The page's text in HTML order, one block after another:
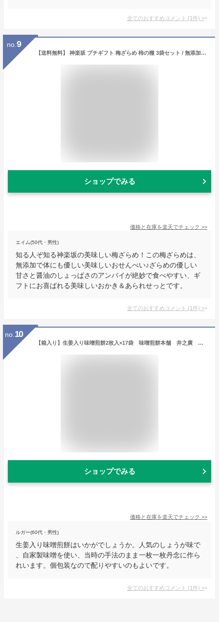
全てのおすすめコメント (1件) >
no. 9
【送料無料】 神楽坂 プチギフト 梅ざらめ 柿の種 3袋セット / 無添加 おかき あられ 地蔵屋 ありがとう お返し プレゼント お菓子 お礼 和菓子 米菓 せんべい メッセージ 可愛い ポイント消化 卒業 退職 挨拶 チョコ以外 感謝 日持ち 父の日
ショップでみる
価格と在庫を楽天でチェック >>
エイム(50代・男性)
知る人ぞ知る神楽坂の美味しい梅ざらめ！この梅ざらめは、
無添加で体にも優しい美味しいおせんべい♪ざらめの優しい
甘さと醤油のしょっぱさのアンバイが絶妙で食べやすい、ギ
フトにお喜ばれる美味しいおかき＆あられせっとです。
全てのおすすめコメント (1件) >
no. 10
【箱入り】生姜入り味噌煎餅2枚入×17袋 味噌煎餅本舗 井之廣 個包装 日持ち 生姜 せんべい 岐阜 飛騨 古川 生姜 無添加 お供え
ショップでみる
価格と在庫を楽天でチェック >>
ルガー(60代・男性)
生姜入り味噌煎餅はいかがでしょうか。人気のしょうが味で
、自家製味噌を使い、当時の手法のまま一枚一枚丹念に作ら
れいます。個包装なので配りやすいのもよいです。
全てのおすすめコメント (1件) >